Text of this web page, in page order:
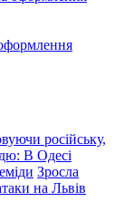
російську,
В Одесі
Зросла
на Львів